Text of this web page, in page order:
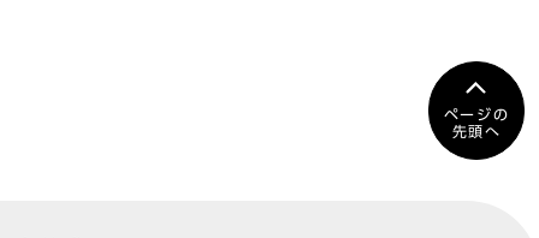
ページの
先頭へ